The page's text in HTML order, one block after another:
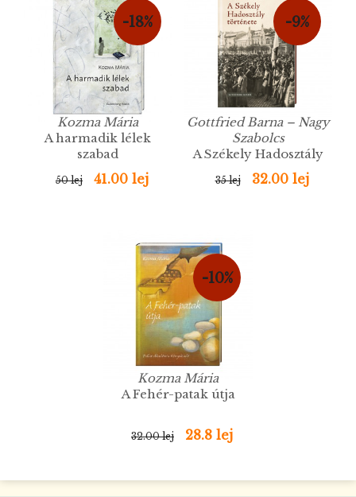
-18%
Kozma Mária
A harmadik lélek
szabad
50 lej 41.00 lej
-9%
Gottfried Barna – Nagy
Szabolcs
A Székely Hadosztály
története
35 lej 32.00 lej
-10%
Kozma Mária
A Fehér-patak útja
32.00 lej 28.8 lej